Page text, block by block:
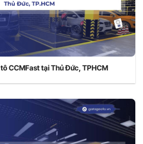
CCMFast tại Thủ Đức, TPHCM